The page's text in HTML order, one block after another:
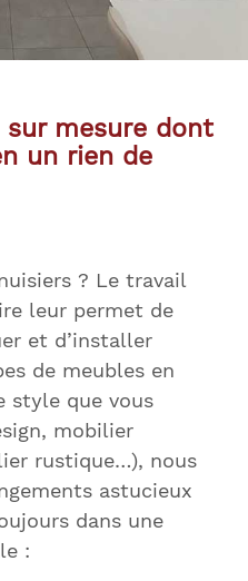
sur mesure dont
un rien de
? Le travail
leur permet de
et d’installer
de meubles en
style que vous
mobilier
rustique…), nous
astucieux
dans une
: